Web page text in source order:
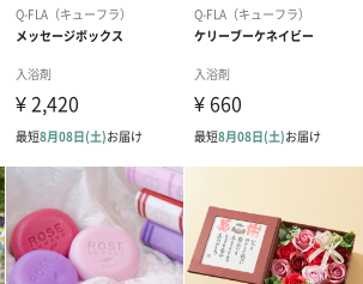
もおすすめ
性を中心に、幅広い世代の方に人気のギフ
フトと思ったら実際に使えることがわかっ